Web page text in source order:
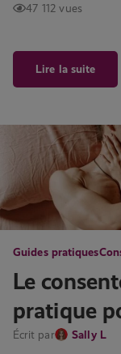
47 112 vues
Lire la suite
Guides pratiques
Le
pratique
Écrit par Sally L